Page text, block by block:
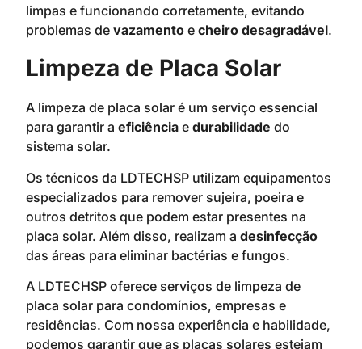
limpas e funcionando corretamente, evitando
problemas de vazamento e cheiro desagradável.
Limpeza de Placa Solar
A limpeza de placa solar é um serviço essencial
para garantir a eficiência e durabilidade do
sistema solar.
Os técnicos da LDTECHSP utilizam equipamentos
especializados para remover sujeira, poeira e
outros detritos que podem estar presentes na
placa solar. Além disso, realizam a desinfecção
das áreas para eliminar bactérias e fungos.
A LDTECHSP oferece serviços de limpeza de
placa solar para condomínios, empresas e
residências. Com nossa experiência e habilidade,
podemos garantir que as placas solares estejam